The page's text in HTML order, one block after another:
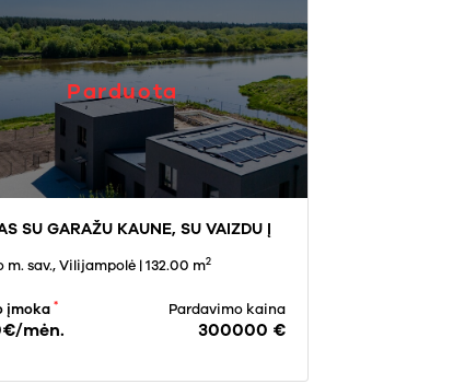
Parduota
SU GARAŽU KAUNE, SU VAIZDU Į
m. sav., Vilijampolė | 132.00 m2
įmoka *
mėn.
Pardavimo kaina
300000 €